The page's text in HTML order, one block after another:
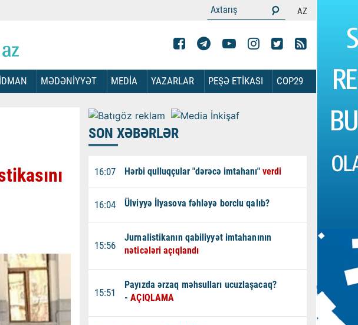
AZ
İDMAN MƏDƏNİYYƏT MEDİA YAZARLAR PEŞƏ ETİKASI COP29
SON XƏBƏRLƏR
16:07 Hərbi qulluqçular "dərəcə imtahanı"verdi
16:04 Ülviyyə İlyasova fəhləyə borclu qalıb?
15:56
Jurnalistikanın qabiliyyət imtahanının
nəticələri açıqlandı
15:51
Payızda ərzaq məhsulları ucuzlaşacaq?
-AÇIQLAMA